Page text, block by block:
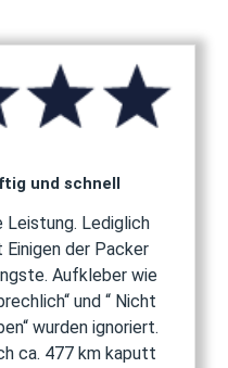
und schnell
Leistung. Lediglich
der Packer
Aufkleber wie
und “ Nicht
wurden ignoriert.
ca. 477 km kaputt